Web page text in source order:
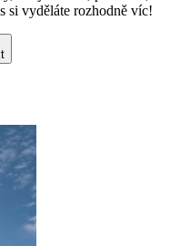
si vyděláte rozhodně víc!